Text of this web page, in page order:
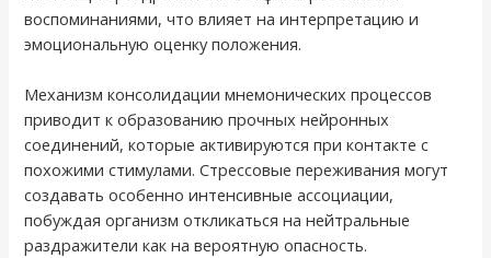
воспоминаниями, что влияет на интерпретацию и
эмоциональную оценку положения.
Механизм консолидации мнемонических процессов
приводит к образованию прочных нейронных
соединений, которые активируются при контакте с
похожими стимулами. Стрессовые переживания могут
создавать особенно интенсивные ассоциации,
побуждая организм откликаться на нейтральные
раздражители как на вероятную опасность.